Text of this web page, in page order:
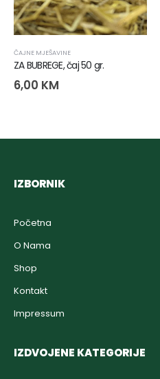
ČAJNE MJEŠAVINE
ZA BUBREGE, čaj 50 gr.
6,00 KM
IZBORNIK
Početna
O Nama
Shop
Kontakt
Impressum
IZDVOJENE KATEGORIJE